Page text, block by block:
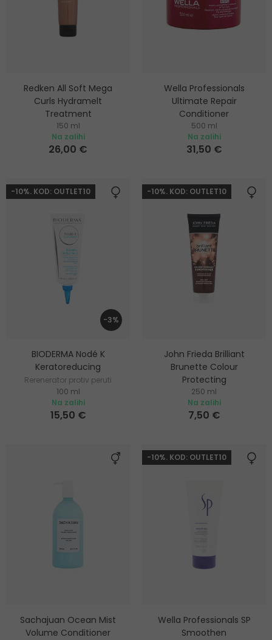
Redken All Soft Mega
Curls Hydramelt
Treatment
Hidratantni regenerator koji se
ne ispire za kovrčavu kosu
150 ml
Na zalihi
26,00 €
Wella Professionals
Ultimate Repair
Conditioner
Balzam za dubinsku njegu
oštećene kose
500 ml
Na zalihi
31,50 €
-10%. KOD: OUTLET10
-3%
BIODERMA Nodé K
Keratoreducing
Rerenerator protiv peruti
100 ml
Na zalihi
15,50 €
-10%. KOD: OUTLET10
John Frieda Brilliant
Brunette Colour
Protecting
Zaštitni i hidratantni šampon
za smeđu kosu
250 ml
Na zalihi
7,50 €
Sachajuan Ocean Mist
Volume Conditioner
-10%. KOD: OUTLET10
Wella Professionals SP
Smoothen